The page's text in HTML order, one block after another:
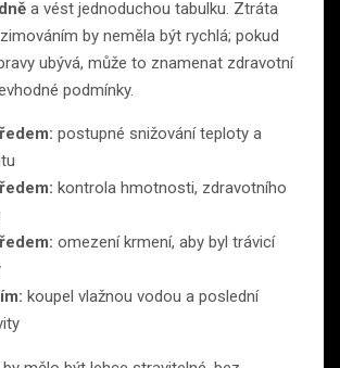
a vést jednoduchou tabulku. Ztráta
by neměla být rychlá; pokud
ubývá, může to znamenat zdravotní
podmínky.
postupné snižování teploty a
kontrola hmotnosti, zdravotního
omezení krmení, aby byl trávicí
koupel vlažnou vodou a poslední